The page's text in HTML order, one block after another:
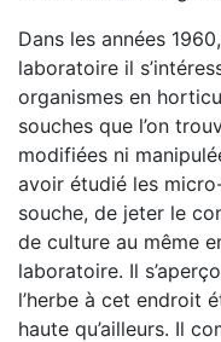
Dans les années
laboratoire il
organismes en
souches que l’on
modifiées ni
avoir étudié les
souche, de jeter le
de culture au même
laboratoire. Il
l’herbe à cet endroit
haute qu’ailleurs. Il